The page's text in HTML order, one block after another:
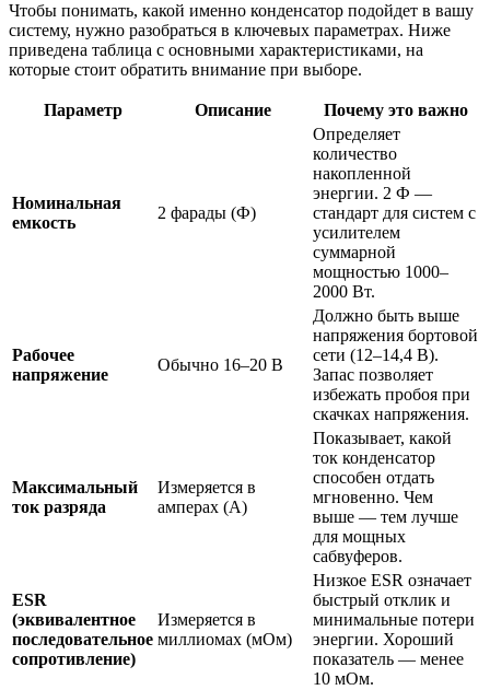
Чтобы понимать, какой именно конденсатор подойдет в вашу
систему, нужно разобраться в ключевых параметрах. Ниже
приведена таблица с основными характеристиками, на
которые стоит обратить внимание при выборе.
Параметр Описание Почему это важно
Номинальная
емкость
2 фарады (Ф)
Определяет
количество
накопленной
энергии. 2 Ф —
стандарт для систем с
усилителем
суммарной
мощностью 1000–
2000 Вт.
Рабочее
напряжение
Обычно 16–20 В
Должно быть выше
напряжения бортовой
сети (12–14,4 В).
Запас позволяет
избежать пробоя при
скачках напряжения.
Максимальный
ток разряда
Измеряется в
амперах (А)
Показывает, какой
ток конденсатор
способен отдать
мгновенно. Чем
выше — тем лучше
для мощных
сабвуферов.
ESR
(эквивалентное
последовательное
сопротивление)
Измеряется в
миллиомах (мОм)
Низкое ESR означает
быстрый отклик и
минимальные потери
энергии. Хороший
показатель — менее
10 мОм.